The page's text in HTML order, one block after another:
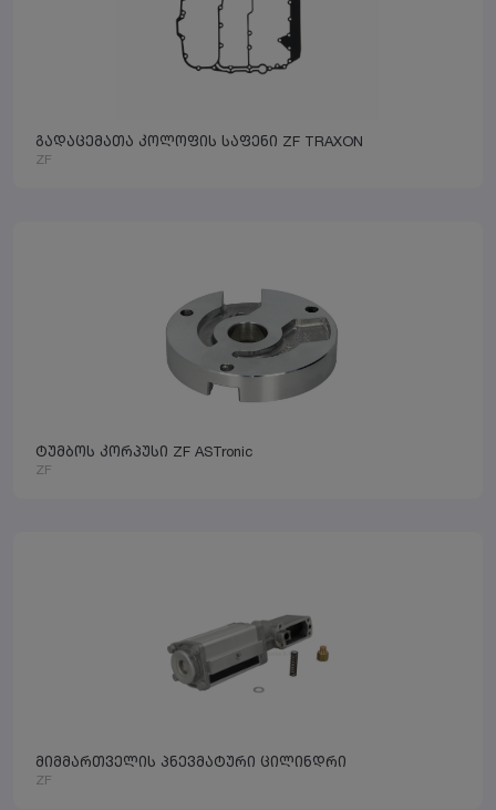
გადაცემათა კოლოფის საფენი ZF TRAXON
ZF
ტუმბოს კორპუსი ZF ASTronic
ZF
მიმმართველის პნევმატური ცილინდრი
ZF